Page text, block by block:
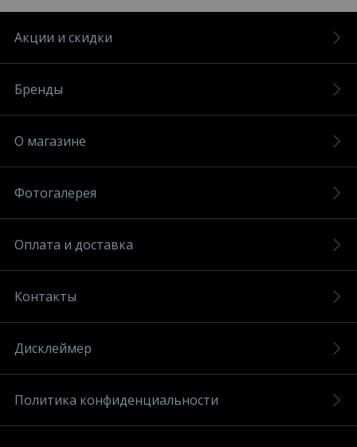
Акции и скидки
Бренды
О магазине
Фотогалерея
Оплата и доставка
Контакты
Дисклеймер
Политика конфиденциальности